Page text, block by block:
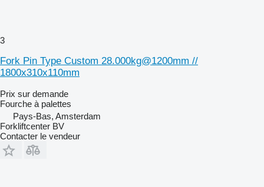
3
Fork Pin Type Custom 28.000kg@1200mm //
1800x310x110mm
Prix sur demande
Fourche à palettes
Pays-Bas, Amsterdam
Forkliftcenter BV
Contacter le vendeur